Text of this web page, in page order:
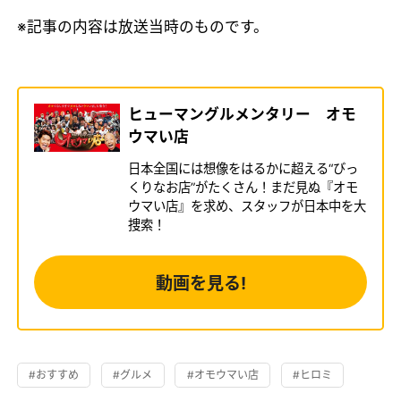
※記事の内容は放送当時のものです。
ヒューマングルメンタリー オモ
ウマい店
日本全国には想像をはるかに超える“びっ
くりなお店”がたくさん！まだ見ぬ『オモ
ウマい店』を求め、スタッフが日本中を大
捜索！
動画を見る!
#おすすめ #グルメ #オモウマい店 #ヒロミ